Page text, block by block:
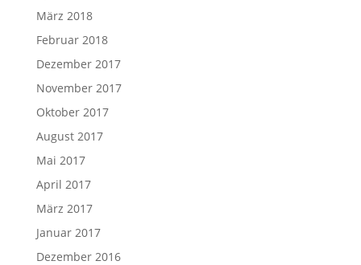
März 2018
Februar 2018
Dezember 2017
November 2017
Oktober 2017
August 2017
Mai 2017
April 2017
März 2017
Januar 2017
Dezember 2016